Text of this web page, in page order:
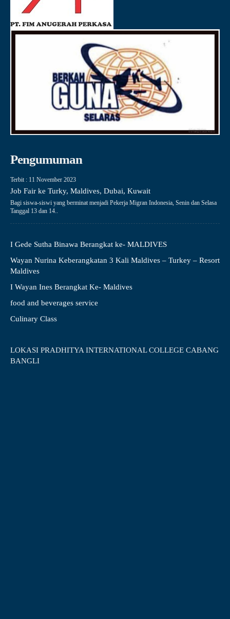
Pengumuman
Terbit : 11 November 2023
Job Fair ke Turky, Maldives, Dubai, Kuwait
Bagi siswa-siswi yang berminat menjadi Pekerja Migran Indonesia, Senin dan Selasa
Tanggal 13 dan 14..
I Gede Sutha Binawa Berangkat ke- MALDIVES
Wayan Nurina Keberangkatan 3 Kali Maldives – Turkey – Resort
Maldives
I Wayan Ines Berangkat Ke- Maldives
food and beverages service
Culinary Class
LOKASI PRADHITYA INTERNATIONAL COLLEGE CABANG
BANGLI